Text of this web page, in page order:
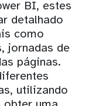
BI, estes
detalhado
como
jornadas de
páginas.
utilizando